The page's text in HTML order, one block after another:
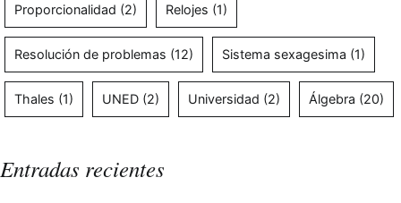
Proporcionalidad (2) Relojes (1)
Resolución de problemas (12) Sistema sexagesima (1)
Thales (1) UNED (2) Universidad (2) Álgebra (20)
Entradas recientes